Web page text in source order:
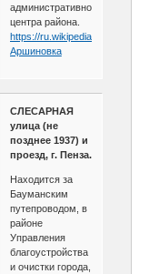
административного
центра района.
https://ru.wikipedia.org/wiki/
Аршиновка
СЛЕСАРНАЯ
улица (не
позднее 1937) и
проезд, г. Пенза.
Находится за
Бауманским
путепроводом, в
районе
Управления
благоустройства
и очистки города,